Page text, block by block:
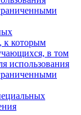
к которым
в том
использования